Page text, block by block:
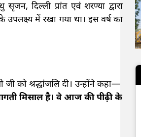
दिल्ली प्रांत एवं शरण्या द्वारा
में रखा गया था। इस वर्ष का
जी को श्रद्धांजलि दी। उन्होंने कहा—
मिसाल है। वे आज की पीढ़ी के